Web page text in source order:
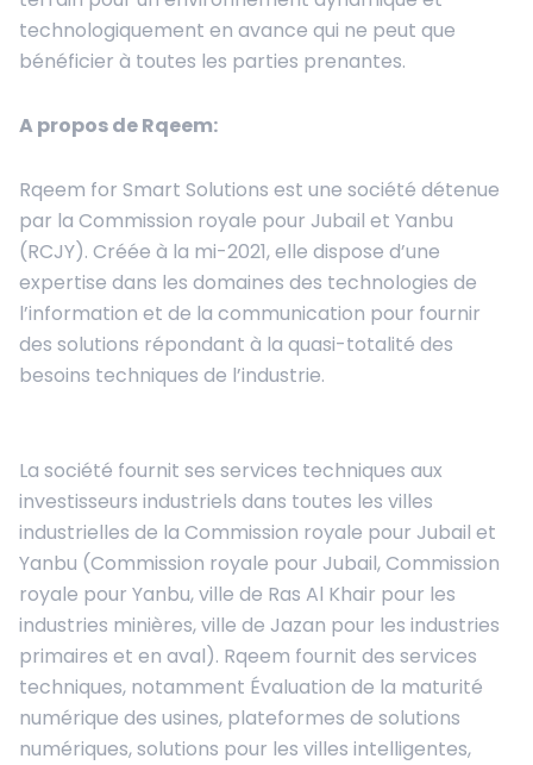
technologiquement en avance qui ne peut que
bénéficier à toutes les parties prenantes.
A propos deRqeem:
Rqeem for Smart Solutions est une société détenue
par la Commission royale pour Jubail et Yanbu
(RCJY). Créée à la mi-2021, elle dispose d’une
expertise dans les domaines des technologies de
l’information et de la communication pour fournir
des solutions répondant à la quasi-totalité des
besoins techniques de l’industrie.
La société fournit ses services techniques aux
investisseurs industriels dans toutes les villes
industrielles de la Commission royale pour Jubail et
Yanbu (Commission royale pour Jubail, Commission
royale pour Yanbu, ville de Ras Al Khair pour les
industries minières, ville de Jazan pour les industries
primaires et en aval). Rqeem fournit des services
techniques, notamment Évaluation de la maturité
numérique des usines, plateformes de solutions
numériques, solutions pour les villes intelligentes,